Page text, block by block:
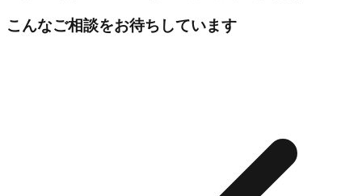
こんなご相談をお待ちしています